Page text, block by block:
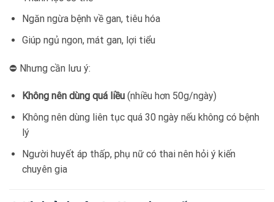
Ngăn ngừa bệnh về gan, tiêu hóa
Giúp ngủ ngon, mát gan, lợi tiểu
⛔ Nhưng cần lưu ý:
Không nên dùng quá liều(nhiều hơn 50g/ngày)
Không nên dùng liên tục quá 30 ngày nếu không có bệnh
lý
Người huyết áp thấp, phụ nữ có thai nên hỏi ý kiến
chuyên gia